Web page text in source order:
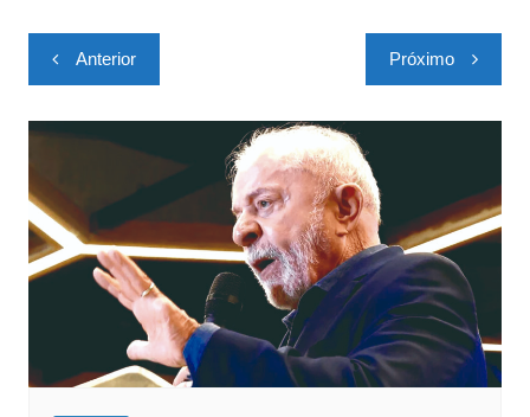
Navegação
de
Post
Anterior Próximo